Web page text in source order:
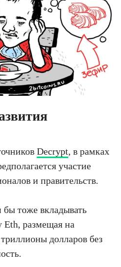
Decrypt, в рамках
участие
и правительств.
тоже вкладывать
Eth, размещая на
долларов без